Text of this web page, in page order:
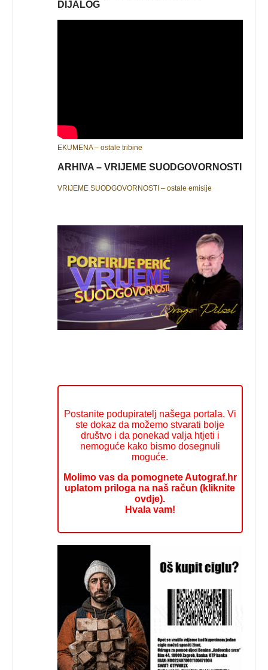
DIJALOG
EKUMENA – ostale tribine
ARHIVA – VRIJEME SUODGOVORNOSTI
VRIJEME SUODGOVORNOSTI – ostale emisije
Postanite podupiratelj našega portala. Vi
ste dokaz da možemo stvarati bolje
društvo i da ponekad valja htjeti i
nemoguće kako bismo dosegnuli
moguće.
Molimo vas da pomognete Autograf.hr
uplatom priloga na naš račun (kliknite
ovdje).
Hvala vam!